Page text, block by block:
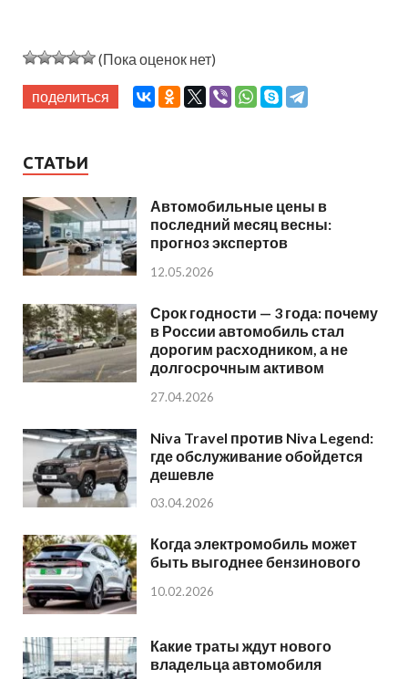
(Пока оценок нет)
поделиться
СТАТЬИ
Автомобильные цены в
последний месяц весны:
прогноз экспертов
12.05.2026
Срок годности — 3 года: почему
в России автомобиль стал
дорогим расходником, а не
долгосрочным активом
27.04.2026
Niva Travel против Niva Legend:
где обслуживание обойдется
дешевле
03.04.2026
Когда электромобиль может
быть выгоднее бензинового
10.02.2026
Какие траты ждут нового
владельца автомобиля